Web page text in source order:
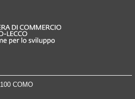
COMO